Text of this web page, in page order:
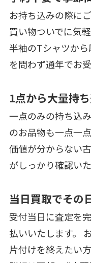
お持ち込みの際に
買い物ついでに気
半袖のTシャツか
を問わず通年でお
1点から大量持
一点のみの持ち込
のお品物も一点一
価値が分からない
がしっかり確認い
当日買取でその
受付当日に査定を
払いいたします。
片付けを終えたい